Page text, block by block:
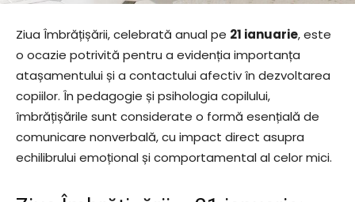
Ziua Îmbrățișării, celebrată anual pe 21 ianuarie, este
o ocazie potrivită pentru a evidenția importanța
atașamentului și a contactului afectiv în dezvoltarea
copiilor. În pedagogie și psihologia copilului,
îmbrățișările sunt considerate o formă esențială de
comunicare nonverbală, cu impact direct asupra
echilibrului emoțional și comportamental al celor mici.